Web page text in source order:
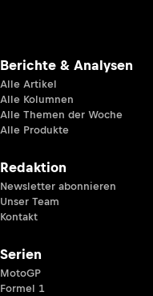
Berichte & Analysen
Alle Artikel
Alle Kolumnen
Alle Themen der Woche
Alle Produkte
Redaktion
Newsletter abonnieren
Unser Team
Kontakt
Serien
MotoGP
Formel 1